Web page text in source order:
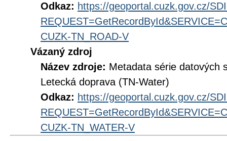
Odkaz: https://geoportal.cuzk.gov.cz/
CUZK-TN_ROAD-V
Vázaný zdroj
Název zdroje: Metadata série datových
Letecká doprava (TN-Water)
Odkaz: https://geoportal.cuzk.gov.cz/
CUZK-TN_WATER-V